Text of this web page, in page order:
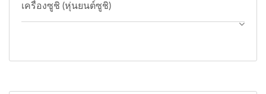
เครื่องซูชิ (หุ่นยนต์ซูชิ)